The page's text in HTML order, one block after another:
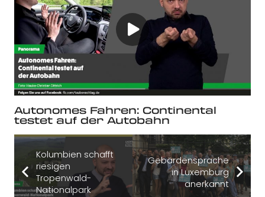
Autonomes Fahren: Continental
testet auf der Autobahn
Kolumbien schafft
riesigen
Tropenwald-
Nationalpark
Gebärdensprache
in Luxemburg
anerkannt